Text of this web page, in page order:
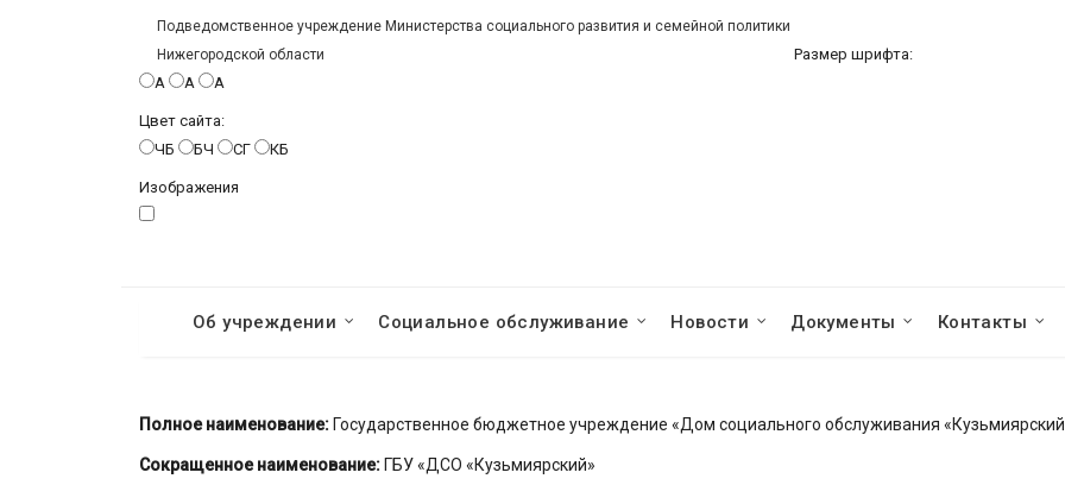
Подведомственное учреждение Министерства социального развития и семейной политики
Нижегородской области
Размер шрифта:
A
A A
Цвет сайта:
ЧБ
БЧ СГ КБ
Изображения
Об учреждении Социальное обслуживание Новости Документы Контакты
Полное наименование: Государственное бюджетное учреждение «Дом социального обслуживания
Сокращенное наименование: ГБУ «ДСО «Кузьмиярский»